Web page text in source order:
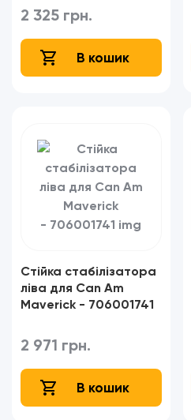
2 325 грн.
В кошик
Стійка стабілізатора
ліва для Can Am
Maverick - 706001741
2 971 грн.
В кошик